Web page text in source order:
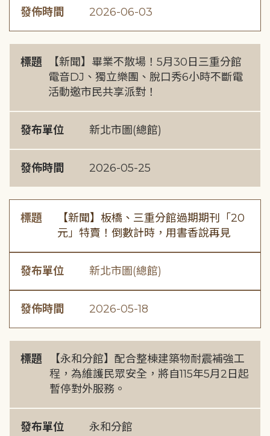
發佈時間 2026-06-03
標題
【新聞】畢業不散場！5月30日三重分館
電音DJ、獨立樂團、脫口秀6小時不斷電
活動邀市民共享派對！
發布單位 新北市圖(總館)
發佈時間 2026-05-25
標題
【新聞】板橋、三重分館過期期刊「20
元」特賣！倒數計時，用書香說再見
發布單位 新北市圖(總館)
發佈時間 2026-05-18
標題
【永和分館】配合整棟建築物耐震補強工
程，為維護民眾安全，將自115年5月2日起
暫停對外服務。
發布單位 永和分館